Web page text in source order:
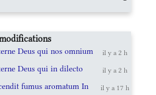
Deus qui nos omnium il y a 2 h
Deus qui in dilecto il y a 2 h
fumus aromatum In il y a 17 h